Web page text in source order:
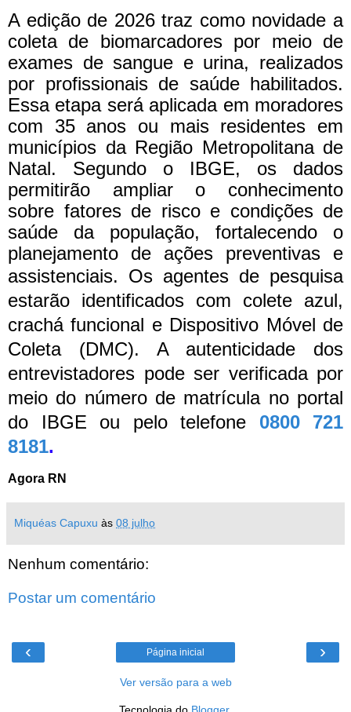
A edição de 2026 traz como novidade a
coleta de biomarcadores por meio de
exames de sangue e urina, realizados
por profissionais de saúde habilitados.
Essa etapa será aplicada em moradores
com 35 anos ou mais residentes em
municípios da Região Metropolitana de
Natal. Segundo o IBGE, os dados
permitirão ampliar o conhecimento
sobre fatores de risco e condições de
saúde da população, fortalecendo o
planejamento de ações preventivas e
assistenciais. Os agentes de pesquisa
estarão identificados com colete azul,
crachá funcional e Dispositivo Móvel de
Coleta (DMC). A autenticidade dos
entrevistadores pode ser verificada por
meio do número de matrícula no portal
do IBGE ou pelo telefone 0800 721
8181.
Agora RN
Miquéas Capuxu às 08 julho
Nenhum comentário:
Postar um comentário
‹ ›
Página inicial
Ver versão para a web
Tecnologia do Blogger.